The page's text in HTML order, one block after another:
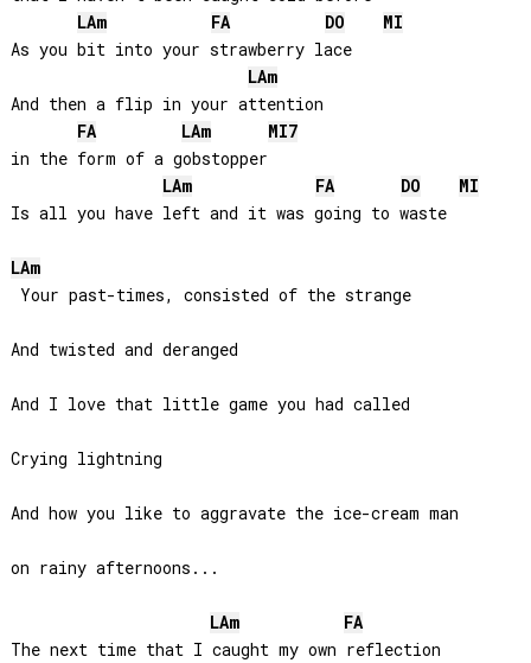
LAm FA DO
MI
As you bit into your strawberry lace
LAm
And then a flip in your attention
FA
LAm MI7
in the form of a gobstopper
LAm FA DO
MI
Is all you have left and it was going to waste
LAm
Your past-times, consisted of the strange
And twisted and deranged
And I love that little game you had called
Crying lightning
And how you like to aggravate the ice-cream man
on rainy afternoons...
LAm
FA
The next time that I caught my own reflection